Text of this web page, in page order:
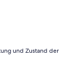
und Zustand der